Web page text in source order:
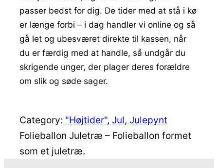
passer bedst for dig. De tider med at stå i kø
er længe forbi – i dag handler vi online og så
gå let og ubesværet direkte til kassen, når
du er færdig med at handle, så undgår du
skrigende unger, der plager deres forældre
om slik og søde sager.
Category: "Højtider", Jul, Julepynt
Folieballon Juletræ – Folieballon formet
som et juletræ.